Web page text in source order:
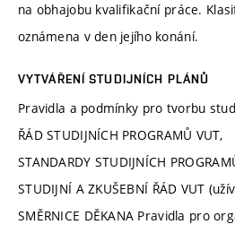
na obhajobu kvalifikační práce.
oznámena v den jejího konání.
VYTVÁŘENÍ STUDIJNÍCH PLÁNŮ
Pravidla a podmínky pro tvorbu
ŘÁD STUDIJNÍCH PROGRAMŮ VUT,
STANDARDY STUDIJNÍCH
STUDIJNÍ A ZKUŠEBNÍ ŘÁD VUT
SMĚRNICE DĚKANA Pravidla pro